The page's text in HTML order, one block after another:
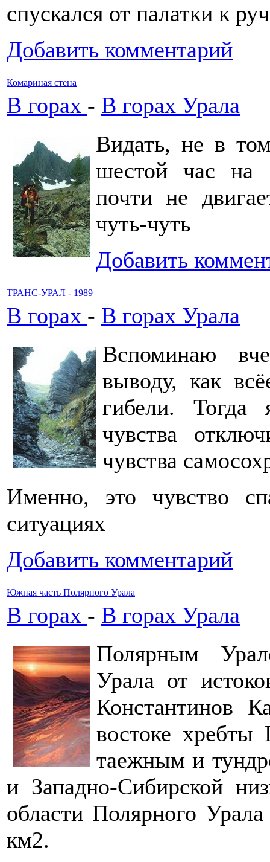
спускался от палатки к
Добавить комментарий
Комариная стена
В горах - В горах Урала
Видать, не в
шестой час на
почти не
чуть-чуть
Добавить
ТРАНС-УРАЛ - 1989
В горах - В горах Урала
Вспоминаю
выводу, как
гибели. Тогда
чувства
чувства
Именно, это чувство
ситуациях
Добавить комментарий
Южная часть Полярного Урала
В горах - В горах Урала
Полярным
Урала от
Константинов
востоке
таежным и
и Западно-Сибирской
области Полярного
км2.